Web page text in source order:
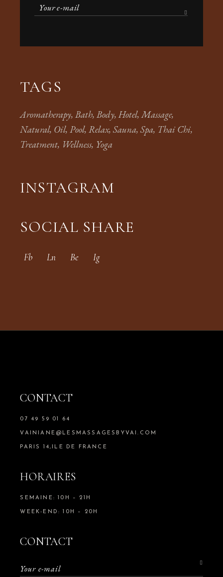
TAGS
Aromatherapy Bath Body Hotel Massage
Natural Oil Pool Relax Sauna Spa Thai Chi
Treatment Wellness Yoga
INSTAGRAM
SOCIAL SHARE
Fb Ln Be Ig
CONTACT
07 49 59 01 64
VAINIANE@LESMASSAGESBYVAI.COM
PARIS 14,ILE DE FRANCE
HORAIRES
SEMAINE: 10H – 21H
WEEK-END: 10H – 20H
CONTACT